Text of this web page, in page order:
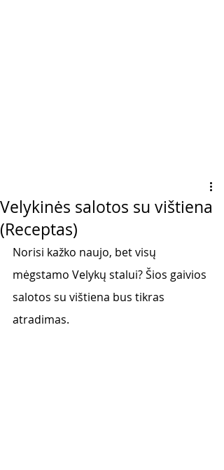
Velykinės salotos su vištiena
(Receptas)
Norisi kažko naujo, bet visų
mėgstamo Velykų stalui? Šios gaivios
salotos su vištiena bus tikras
atradimas.